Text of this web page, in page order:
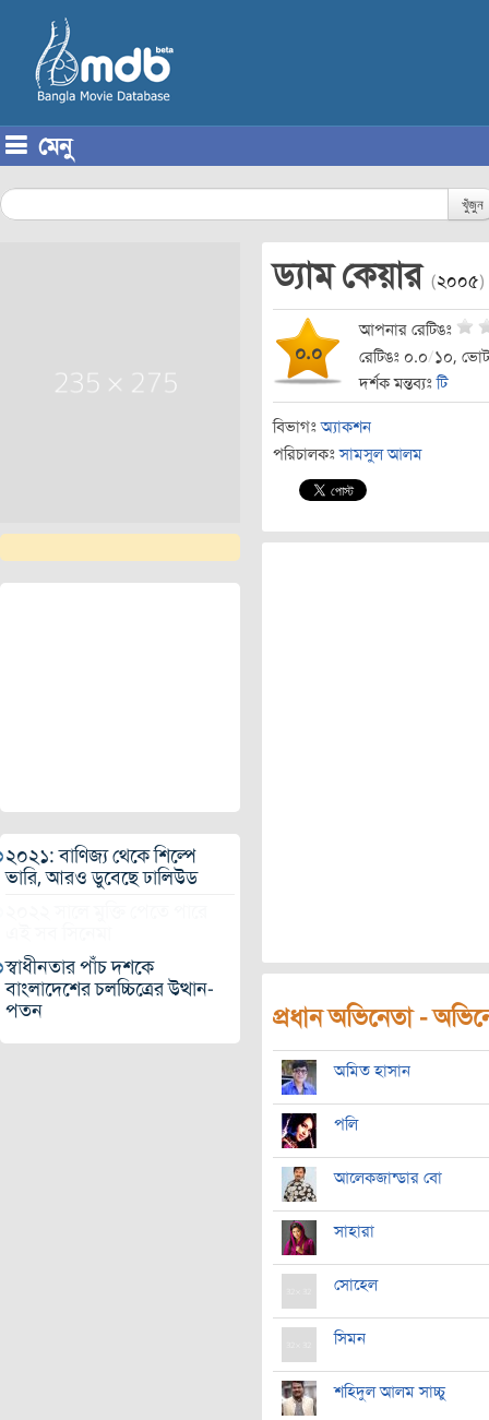
মেনু
খুঁজুন
২০২১: বাণিজ্য থেকে শিল্পে
ভারি, আরও ডুবেছে ঢালিউড
স্বাধীনতার পাঁচ দশকে
বাংলাদেশের চলচ্চিত্রের উত্থান-
পতন
ড্যাম কেয়ার (২০০৫)
০.০
আপনার রেটিঙঃ
রেটিঙঃ ০.০/১০,
দর্শক মন্তব্যঃটি
বিভাগঃ অ্যাকশন
পরিচালকঃ সামসুল আলম
প্রধান অভিনেতা -
অমিত হাসান
পলি
আলেকজান্ডার বো
সাহারা
সোহেল
সিমন
শহিদুল আলম সাচ্চু